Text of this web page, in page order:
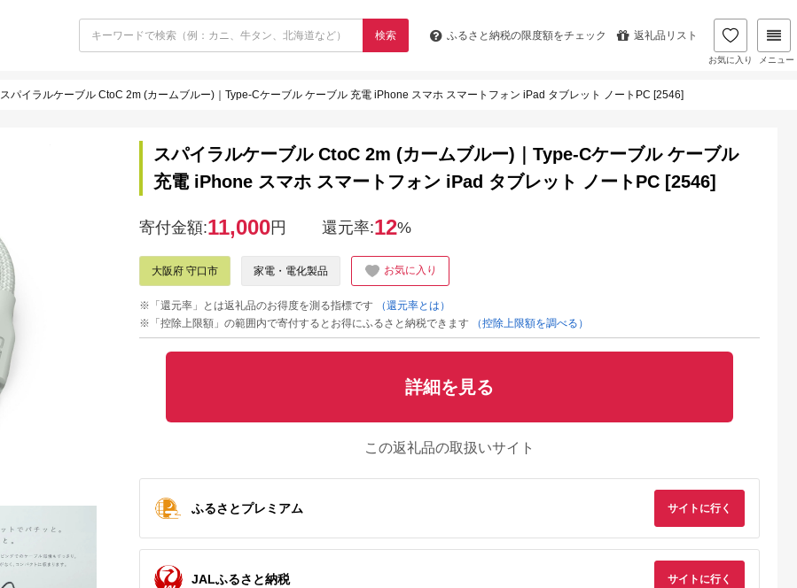
検索 ふるさと納税の限度額をチェック 返礼品リスト
お気に入り メニュー
スパイラルケーブル CtoC 2m (カームブルー)｜Type-Cケーブル ケーブル 充電 iPhone スマホ スマートフォン iPad タブレット ノートPC [2546]
スパイラルケーブル CtoC 2m (カームブルー)｜Type-Cケーブル ケーブル
充電 iPhone スマホ スマートフォン iPad タブレット ノートPC [2546]
寄付金額:11,000円 還元率:12%
大阪府 守口市 家電・電化製品 お気に入り
※「還元率」とは返礼品のお得度を測る指標です
（還元率とは）
※「控除上限額」の範囲内で寄付するとお得にふるさと納税できます
（控除上限額を調べる）
詳細を見る
この返礼品の取扱いサイト
ふるさとプレミアム サイトに行く
JALふるさと納税 サイトに行く